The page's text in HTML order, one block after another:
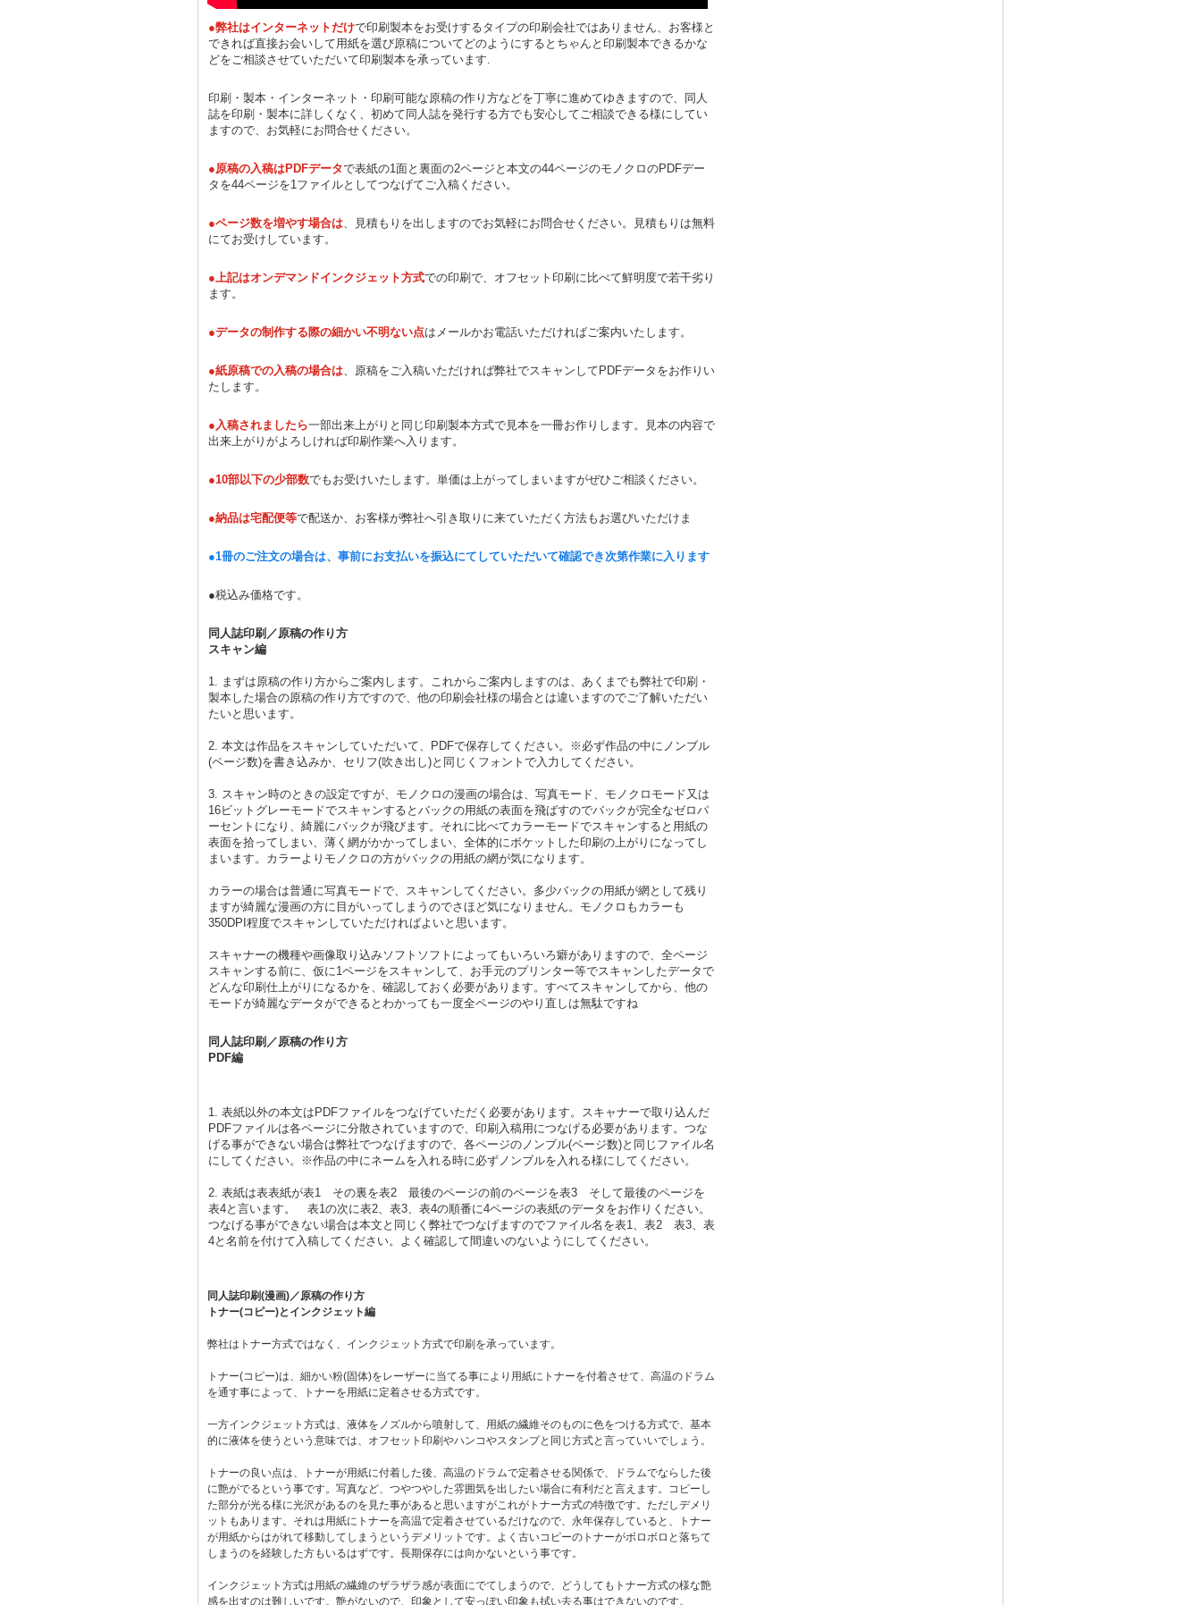
●弊社はインターネットだけで印刷製本をお受けするタイプの印刷会社ではありません、お客様と
できれば直接お会いして用紙を選び原稿についてどのようにするとちゃんと印刷製本できるかな
どをご相談させていただいて印刷製本を承っています.
印刷・製本・インターネット・印刷可能な原稿の作り方などを丁寧に進めてゆきますので、同人
誌を印刷・製本に詳しくなく、初めて同人誌を発行する方でも安心してご相談できる様にしてい
ますので、お気軽にお問合せください。
●原稿の入稿はPDFデータで表紙の1面と裏面の2ページと本文の44ページのモノクロのPDFデー
タを44ページを1ファイルとしてつなげてご入稿ください。
●ページ数を増やす場合は 、見積もりを出しますのでお気軽にお問合せください。見積もりは無料
にてお受けしています。
●上記はオンデマンドインクジェット方式での印刷で、オフセット印刷に比べて鮮明度で若干劣り
ます。
●データの制作する際の細かい不明ない点はメールかお電話いただければご案内いたします。
●紙原稿での入稿の場合は 、原稿をご入稿いただければ弊社でスキャンしてPDFデータをお作りい
たします。
●入稿されましたら一部出来上がりと同じ印刷製本方式で見本を一冊お作りします。見本の内容で
出来上がりがよろしければ印刷作業へ入ります。
●10部以下の少部数でもお受けいたします。単価は上がってしまいますがぜひご相談ください。
●納品は宅配便等で配送か、お客様が弊社へ引き取りに来ていただく方法もお選びいただけま
●1冊のご注文の場合は、事前にお支払いを振込にてしていただいて確認でき次第作業に入ります
●税込み価格です。
同人誌印刷／原稿の作り方
スキャン編
1. まずは原稿の作り方からご案内します。これからご案内しますのは、あくまでも弊社で印刷・
製本した場合の原稿の作り方ですので、他の印刷会社様の場合とは違いますのでご了解いただい
たいと思います。
2. 本文は作品をスキャンしていただいて、PDFで保存してください。※必ず作品の中にノンブル
(ページ数)を書き込みか、セリフ(吹き出し)と同じくフォントで入力してください。
3. スキャン時のときの設定ですが、モノクロの漫画の場合は、写真モード、モノクロモード又は
16ビットグレーモードでスキャンするとバックの用紙の表面を飛ばすのでバックが完全なゼロパ
ーセントになり、綺麗にバックが飛びます。それに比べてカラーモードでスキャンすると用紙の
表面を拾ってしまい、薄く網がかかってしまい、全体的にボケットした印刷の上がりになってし
まいます。カラーよりモノクロの方がバックの用紙の網が気になります。
カラーの場合は普通に写真モードで、スキャンしてください。多少バックの用紙が網として残り
ますが綺麗な漫画の方に目がいってしまうのでさほど気になりません。モノクロもカラーも
350DPI程度でスキャンしていただければよいと思います。
スキャナーの機種や画像取り込みソフトソフトによってもいろいろ癖がありますので、全ページ
スキャンする前に、仮に1ページをスキャンして、お手元のプリンター等でスキャンしたデータで
どんな印刷仕上がりになるかを、確認しておく必要があります。すべてスキャンしてから、他の
モードが綺麗なデータができるとわかっても一度全ページのやり直しは無駄ですね
同人誌印刷／原稿の作り方
PDF編
1. 表紙以外の本文はPDFファイルをつなげていただく必要があります。スキャナーで取り込んだ
PDFファイルは各ページに分散されていますので、印刷入稿用につなげる必要があります。つな
げる事ができない場合は弊社でつなげますので、各ページのノンブル(ページ数)と同じファイル名
にしてください。※作品の中にネームを入れる時に必ずノンブルを入れる様にしてください。
2. 表紙は表表紙が表1 その裏を表2 最後のページの前のページを表3 そして最後のページを
表4と言います。 表1の次に表2、表3、表4の順番に4ページの表紙のデータをお作りください。
つなげる事ができない場合は本文と同じく弊社でつなげますのでファイル名を表1、表2 表3、表
4と名前を付けて入稿してください。よく確認して間違いのないようにしてください。
同人誌印刷(漫画)／原稿の作り方
トナー(コピー)とインクジェット編
弊社はトナー方式ではなく、インクジェット方式で印刷を承っています。
トナー(コピー)は、細かい粉(固体)をレーザーに当てる事により用紙にトナーを付着させて、高温のドラム
を通す事によって、トナーを用紙に定着させる方式です。
一方インクジェット方式は、液体をノズルから噴射して、用紙の繊維そのものに色をつける方式で、基本
的に液体を使うという意味では、オフセット印刷やハンコやスタンプと同じ方式と言っていいでしょう。
トナーの良い点は、トナーが用紙に付着した後、高温のドラムで定着させる関係で、ドラムでならした後
に艶がでるという事です。写真など、つやつやした雰囲気を出したい場合に有利だと言えます。コピーし
た部分が光る様に光沢があるのを見た事があると思いますがこれがトナー方式の特徴です。ただしデメリ
ットもあります。それは用紙にトナーを高温で定着させているだけなので、永年保存していると、トナー
が用紙からはがれて移動してしまうというデメリットです。よく古いコピーのトナーがボロボロと落ちて
しまうのを経験した方もいるはずです。長期保存には向かないという事です。
インクジェット方式は用紙の繊維のザラザラ感が表面にでてしまうので、どうしてもトナー方式の様な艶
感を出すのは難しいです。艶がないので、印象として安っぽい印象も拭い去る事はできないのです。